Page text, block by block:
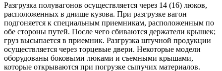
Разгрузка полувагонов осуществляется через 14 (16) люков,
расположенных в днище кузова. При разгрузке вагон
подгоняется к специальным приемникам, расположенным по
обе стороны путей. После чего сбиваются держатели крышек;
груз высыпается в приемник. Разгрузка штучной продукции
осуществляется через торцевые двери. Некоторые модели
оборудованы боковыми люками и съемными крышами,
которые открываются при погрузке сыпучих материалов.